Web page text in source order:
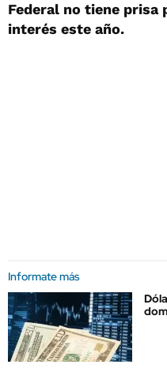
Federal no tiene prisa
interés este año.
Informate más